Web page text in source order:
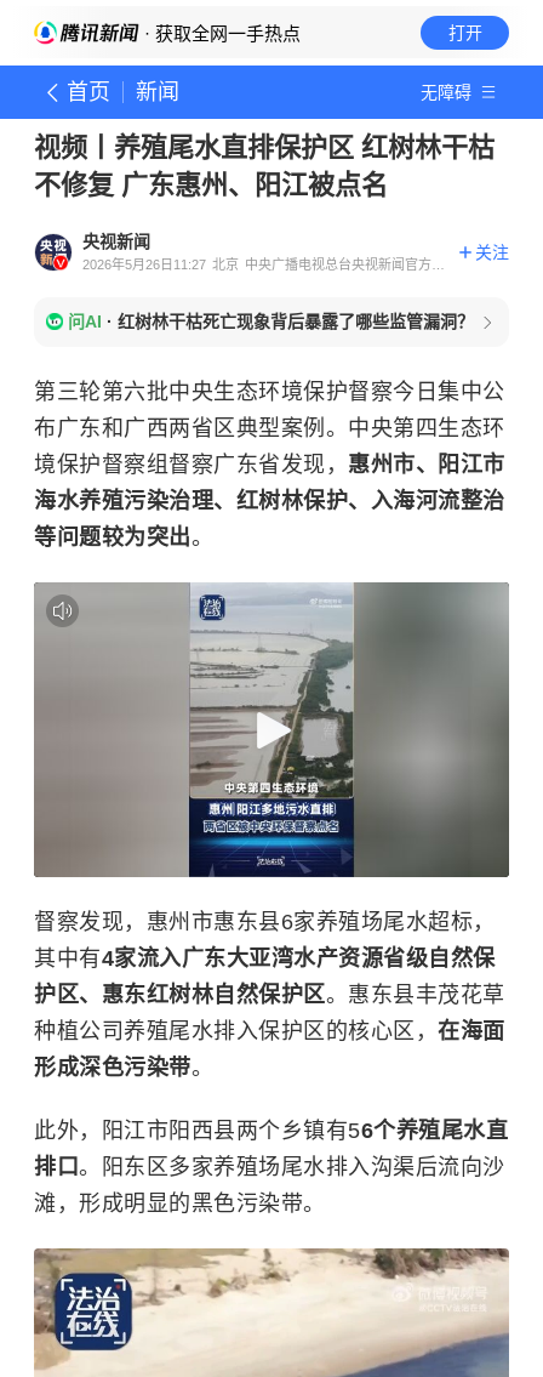
· 获取全网一手热点 打开
首页 新闻 无障碍
视频丨养殖尾水直排保护区 红树林干枯
不修复 广东惠州、阳江被点名
央视新闻
2026年5月26日11:27 北京 中央广播电视总台央视新闻官方账
关注
问AI · 红树林干枯死亡现象背后暴露了哪些监管漏洞？
第三轮第六批中央生态环境保护督察今日集中公
布广东和广西两省区典型案例。中央第四生态环
境保护督察组督察广东省发现， 惠州市、阳江市
海水养殖污染治理、红树林保护、入海河流整治
等问题较为突出。
督察发现，惠州市惠东县6家养殖场尾水超标，
其中有4家流入广东大亚湾水产资源省级自然保
护区、惠东红树林自然保护区。惠东县丰茂花草
种植公司养殖尾水排入保护区的核心区， 在海面
形成深色污染带。
此外，阳江市阳西县两个乡镇有56个养殖尾水直
排口。阳东区多家养殖场尾水排入沟渠后流向沙
滩，形成明显的黑色污染带。